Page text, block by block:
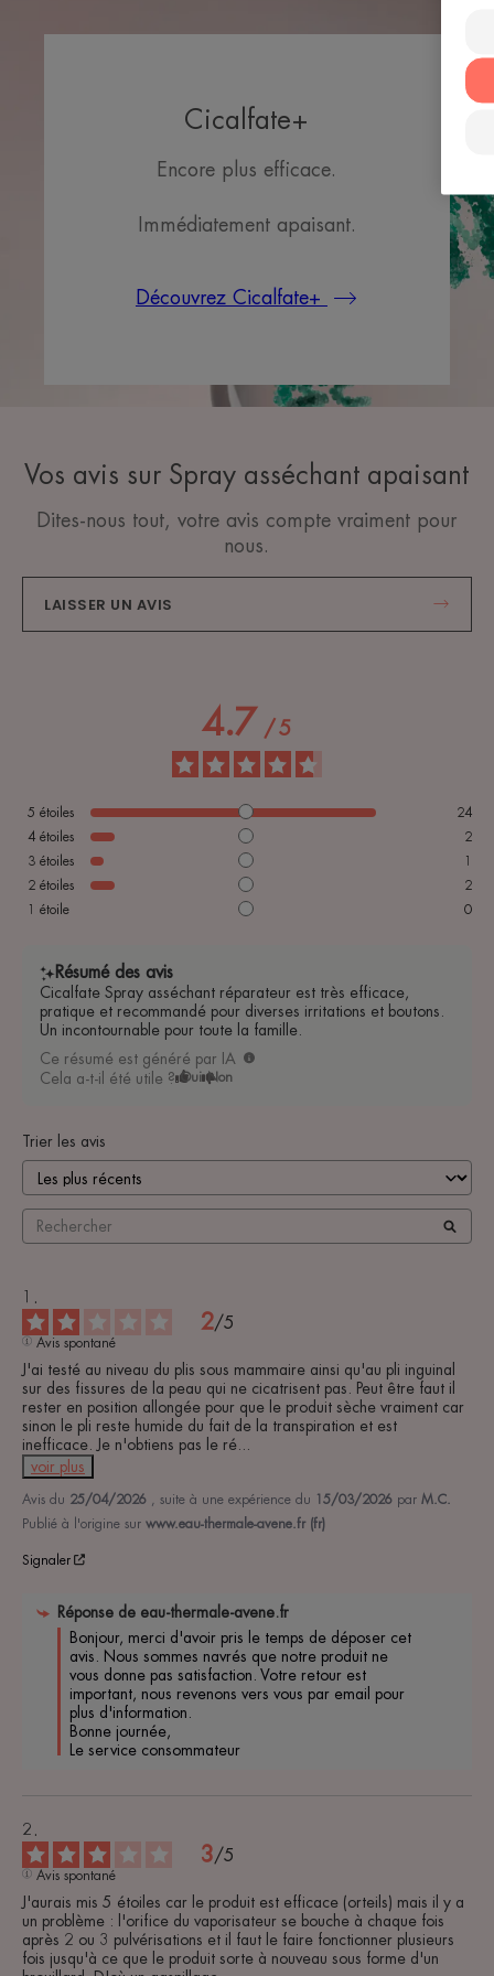
Cicalfate+
Encore plus efficace.
Immédiatement apaisant.
Découvrez Cicalfate+
Vos avis sur Spray asséchant apaisant
Dites-nous tout, votre avis compte vraiment pour
nous.
LAISSER UN AVIS
4.7 / 5
5 étoiles
24
4 étoiles
2
3 étoiles
2 étoiles
2
étoile 0
Résumé des avis
Cicalfate Spray asséchant réparateur est très efficace,
pratique et recommandé pour diverses irritations et boutons.
Un incontournable pour toute la famille.
Ce résumé est généré par IA
Cela a-t-il été utile ?
Oui Non
Trier les avis
2/5
Avis spontané
J'ai testé au niveau du plis sous mammaire ainsi qu'au pli inguinal
sur des fissures de la peau qui ne cicatrisent pas. Peut être faut il
rester en position allongée pour que le produit sèche vraiment car
sinon le pli reste humide du fait de la transpiration et est
inefficace. Je n'obtiens pas le ré
voir plus
Avis du 25/04/2026 , suite à une expérience du 15/03/2026 par M.C.
Publié à l'origine sur www.eau-thermale-avene.fr (fr)
Signaler
Réponse de eau-thermale-avene.fr
Bonjour, merci d'avoir pris le temps de déposer cet
avis. Nous sommes navrés que notre produit ne
vous donne pas satisfaction. Votre retour est
important, nous revenons vers vous par email pour
plus d'information.
Bonne journée,
Le service consommateur
3/5
Avis spontané
J'aurais mis 5 étoiles car le produit est efficace (orteils) mais il y a
un problème : l'orifice du vaporisateur se bouche à chaque fois
après 2 ou 3 pulvérisations et il faut le faire fonctionner plusieurs
fois jusqu'à ce que le produit sorte à nouveau sous forme d'un